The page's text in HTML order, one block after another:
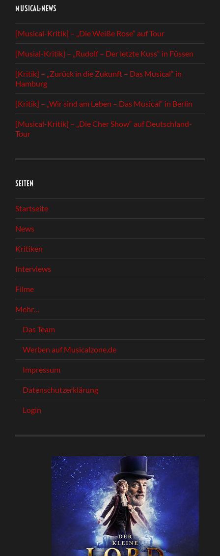
MUSICAL-NEWS
[Musical-Kritik] – „Die Weiße Rose“ auf Tour
[Musial-Kritik] – „Rudolf – Der letzte Kuss“ in Füssen
[Kritik] – „Zurück in die Zukunft – Das Musical“ in
Hamburg
[Kritik] – „Wir sind am Leben – Das Musical“ in Berlin
[Musical-Kritik] – „Die Cher Show“ auf Deutschland-
Tour
SEITEN
Startseite
News
Kritiken
Interviews
Filme
Mehr…
Das Team
Werben auf Musicalzone.de
Impressum
Datenschutzerklärung
Login